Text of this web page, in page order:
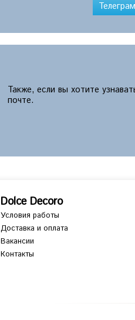
Телеграм
Также, если вы хотите
почте.
Dolce Decoro
Условия работы
Доставка и оплата
Вакансии
Контакты